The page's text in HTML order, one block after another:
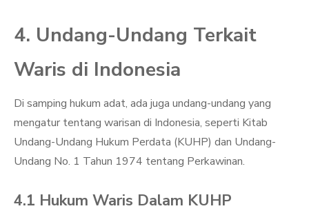
4. Undang-Undang Terkait
Waris di Indonesia
Di samping hukum adat, ada juga undang-undang yang
mengatur tentang warisan di Indonesia, seperti Kitab
Undang-Undang Hukum Perdata (KUHP) dan Undang-
Undang No. 1 Tahun 1974 tentang Perkawinan.
4.1 Hukum Waris Dalam KUHP